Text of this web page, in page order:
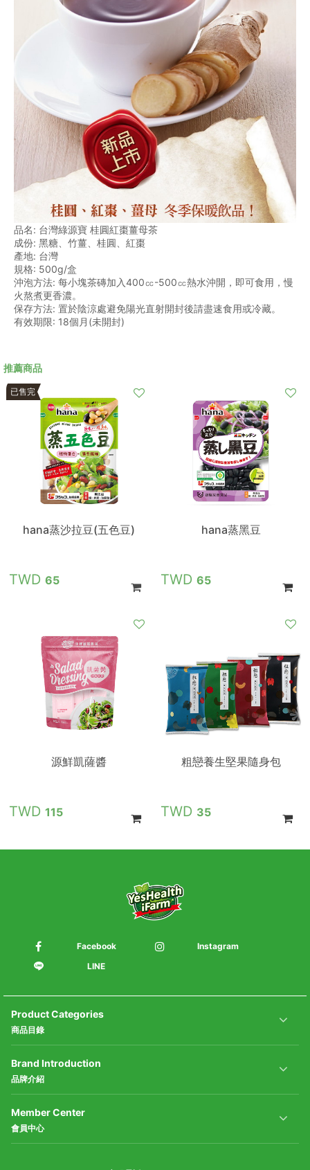
品名: 台灣綠源寶 桂圓紅棗薑母茶
成份: 黑糖、竹薑、桂圓、紅棗
產地: 台灣
規格: 500g/盒
沖泡方法: 每小塊茶磚加入400㏄-500㏄熱水沖開，即可食用，慢
火熬煮更香濃。
保存方法: 置於陰涼處避免陽光直射開封後請盡速食用或冷藏。
有效期限: 18個月(未開封)
推薦商品
已售完
hana蒸沙拉豆(五色豆)
65
hana蒸黑豆
65
源鮮凱薩醬
115
粗戀養生堅果隨身包
35
Facebook
Instagram
LINE
Product Categories
商品目錄
Brand Introduction
品牌介紹
Member Center
會員中心